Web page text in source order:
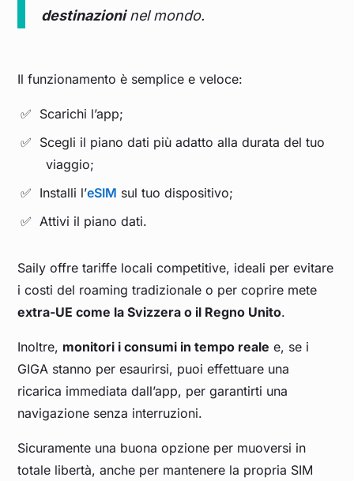
destinazioninel mondo.
Il funzionamento è semplice e veloce:
Scarichi l’app;
Scegli il piano dati più adatto alla durata del tuo
viaggio;
Installi l’eSIM sul tuo dispositivo;
Attivi il piano dati.
Saily offre tariffe locali competitive, ideali per evitare
i costi del roaming tradizionale o per coprire mete
extra-UE come la Svizzera o il Regno Unito.
Inoltre, monitori i consumi in tempo reale e, se i
GIGA stanno per esaurirsi, puoi effettuare una
ricarica immediata dall’app, per garantirti una
navigazione senza interruzioni.
Sicuramente una buona opzione per muoversi in
totale libertà, anche per mantenere la propria SIM